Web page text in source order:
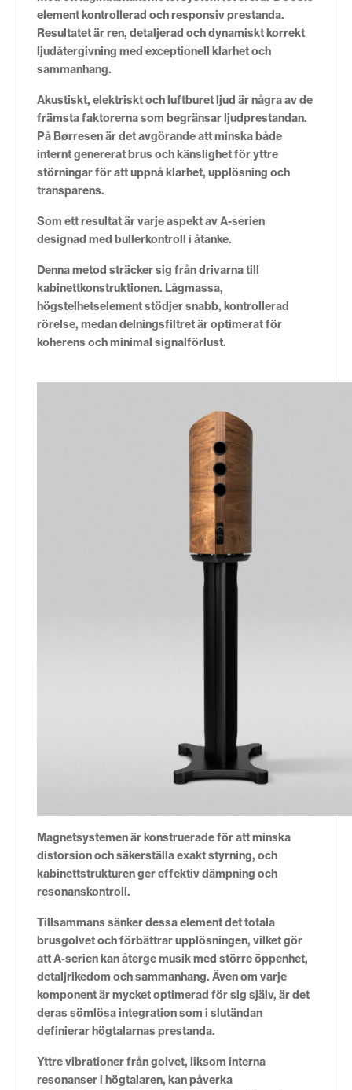
element kontrollerad och responsiv prestanda.
Resultatet är ren, detaljerad och dynamiskt korrekt
ljudåtergivning med exceptionell klarhet och
sammanhang.
Akustiskt, elektriskt och luftburet ljud är några av de
främsta faktorerna som begränsar ljudprestandan.
På Børresen är det avgörande att minska både
internt genererat brus och känslighet för yttre
störningar för att uppnå klarhet, upplösning och
transparens.
Som ett resultat är varje aspekt av A-serien
designad med bullerkontroll i åtanke.
Denna metod sträcker sig från drivarna till
kabinettkonstruktionen. Lågmassa,
högstelhetselement stödjer snabb, kontrollerad
rörelse, medan delningsfiltret är optimerat för
koherens och minimal signalförlust.
Magnetsystemen är konstruerade för att minska
distorsion och säkerställa exakt styrning, och
kabinettstrukturen ger effektiv dämpning och
resonanskontroll.
Tillsammans sänker dessa element det totala
brusgolvet och förbättrar upplösningen, vilket gör
att A-serien kan återge musik med större öppenhet,
detaljrikedom och sammanhang. Även om varje
komponent är mycket optimerad för sig själv, är det
deras sömlösa integration som i slutändan
definierar högtalarnas prestanda.
Yttre vibrationer från golvet, liksom interna
resonanser i högtalaren, kan påverka